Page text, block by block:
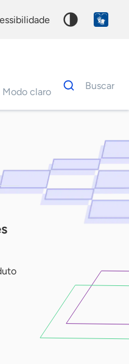
Modo claro
Dados
para
Buscar